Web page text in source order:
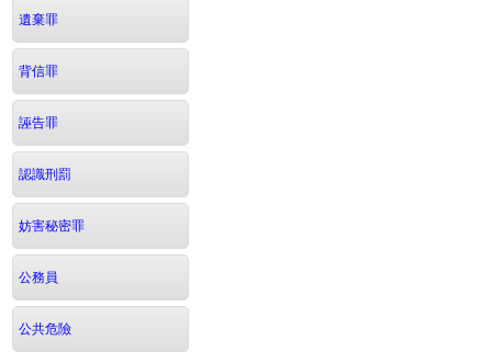
遺棄罪
背信罪
誣告罪
認識刑罰
妨害秘密罪
公務員
公共危險